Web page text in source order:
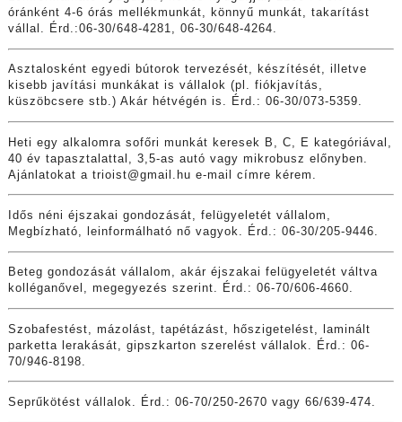
óránként 4-6 órás mellékmunkát, könnyű munkát, takarítást
vállal. Érd.:06-30/648-4281, 06-30/648-4264.
Asztalosként egyedi bútorok tervezését, készítését, illetve
kisebb javítási munkákat is vállalok (pl. fiókjavítás,
küszöbcsere stb.) Akár hétvégén is. Érd.: 06-30/073-5359.
Heti egy alkalomra sofőri munkát keresek B, C, E kategóriával,
40 év tapasztalattal, 3,5-as autó vagy mikrobusz előnyben.
Ajánlatokat a trioist@gmail.hu e-mail címre kérem.
Idős néni éjszakai gondozását, felügyeletét vállalom,
Megbízható, leinformálható nő vagyok. Érd.: 06-30/205-9446.
Beteg gondozását vállalom, akár éjszakai felügyeletét váltva
kolléganővel, megegyezés szerint. Érd.: 06-70/606-4660.
Szobafestést, mázolást, tapétázást, hőszigetelést, laminált
parketta lerakását, gipszkarton szerelést vállalok. Érd.: 06-
70/946-8198.
Seprűkötést vállalok. Érd.: 06-70/250-2670 vagy 66/639-474.